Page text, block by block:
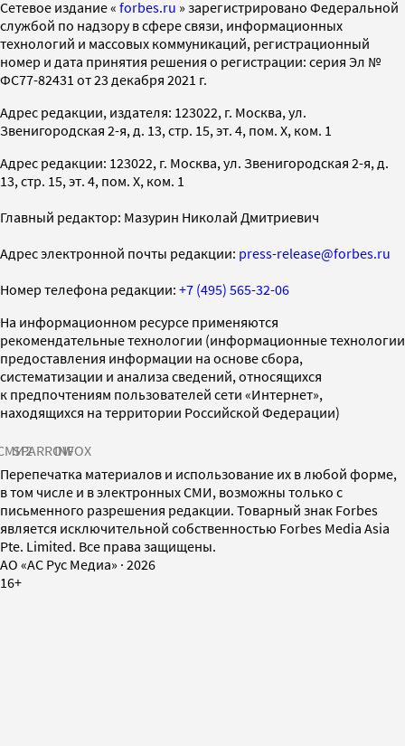
Cетевое издание « forbes.ru » зарегистрировано Федеральной
службой по надзору в сфере связи, информационных
технологий и массовых коммуникаций, регистрационный
номер и дата принятия решения о регистрации: серия Эл №
ФС77-82431 от 23 декабря 2021 г.
Адрес редакции, издателя: 123022, г. Москва, ул.
Звенигородская 2-я, д. 13, стр. 15, эт. 4, пом. X, ком. 1
Адрес редакции: 123022, г. Москва, ул. Звенигородская 2-я, д.
13, стр. 15, эт. 4, пом. X, ком. 1
Главный редактор: Мазурин Николай Дмитриевич
Адрес электронной почты редакции: press-release@forbes.ru
Номер телефона редакции: +7 (495) 565-32-06
На информационном ресурсе применяются
рекомендательные технологии (информационные технологии
предоставления информации на основе сбора,
систематизации и анализа сведений, относящихся
к предпочтениям пользователей сети «Интернет»,
находящихся на территории Российской Федерации)
SPARROWINFOX
Перепечатка материалов и использование их в любой форме,
в том числе и в электронных СМИ, возможны только с
письменного разрешения редакции. Товарный знак Forbes
является исключительной собственностью Forbes Media Asia
Pte. Limited. Все права защищены.
AO «АС Рус Медиа» · 2026
16+